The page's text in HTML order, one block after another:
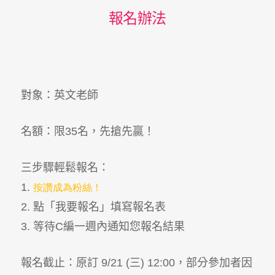
報名辦法
對象：英文老師
名額：限35名，先搶先贏！
三步驟輕鬆報名：
1. 按讚成為粉絲！
2. 點「我要報名」填寫報名表
3. 等待C編一週內通知您報名結果
報名截止：原訂 9/21 (三) 12:00，部分參加者因